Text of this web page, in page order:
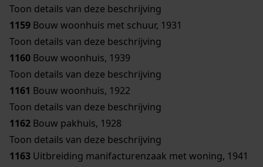
Toon details van deze beschrijving
1159 Bouw woonhuis met schuur, 1931
Toon details van deze beschrijving
1160 Bouw woonhuis, 1939
Toon details van deze beschrijving
1161 Bouw woonhuis, 1922
Toon details van deze beschrijving
1162 Bouw pakhuis, 1928
Toon details van deze beschrijving
1163 Uitbreiding manifacturenzaak met woning, 1941